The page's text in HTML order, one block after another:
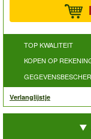
TOP KWALITEIT
KOPEN OP
Verlanglijstje